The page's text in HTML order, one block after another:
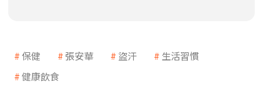
保健 張安華 盜汗
生活習慣
健康飲食